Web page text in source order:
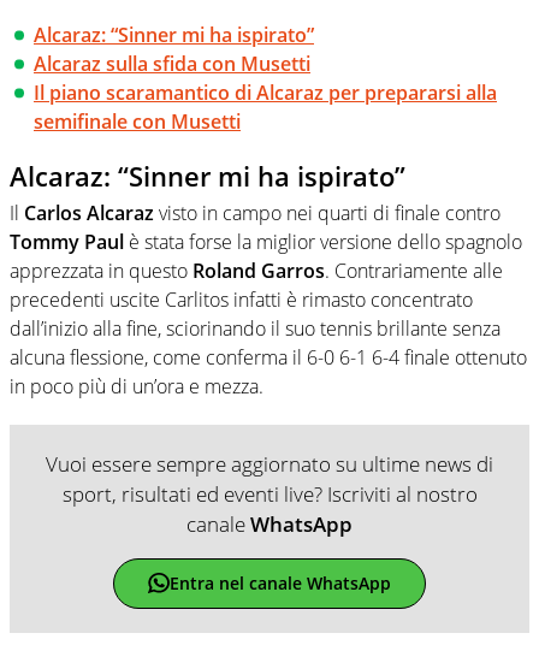
Alcaraz: “Sinner mi ha ispirato”
Alcaraz sulla sfida con Musetti
Il piano scaramantico di Alcaraz per prepararsi alla
semifinale con Musetti
Alcaraz: “Sinner mi ha ispirato”
Il Carlos Alcarazvisto in campo nei quarti di finale contro
Tommy Paul è stata forse la miglior versione dello spagnolo
apprezzata in questo Roland Garros. Contrariamente alle
precedenti uscite Carlitos infatti è rimasto concentrato
dall’inizio alla fine, sciorinando il suo tennis brillante senza
alcuna flessione, come conferma il 6-0 6-1 6-4 finale ottenuto
in poco più di un’ora e mezza.
Vuoi essere sempre aggiornato su ultime news di
sport, risultati ed eventi live? Iscriviti al nostro
canaleWhatsApp
Entra nel canale WhatsApp